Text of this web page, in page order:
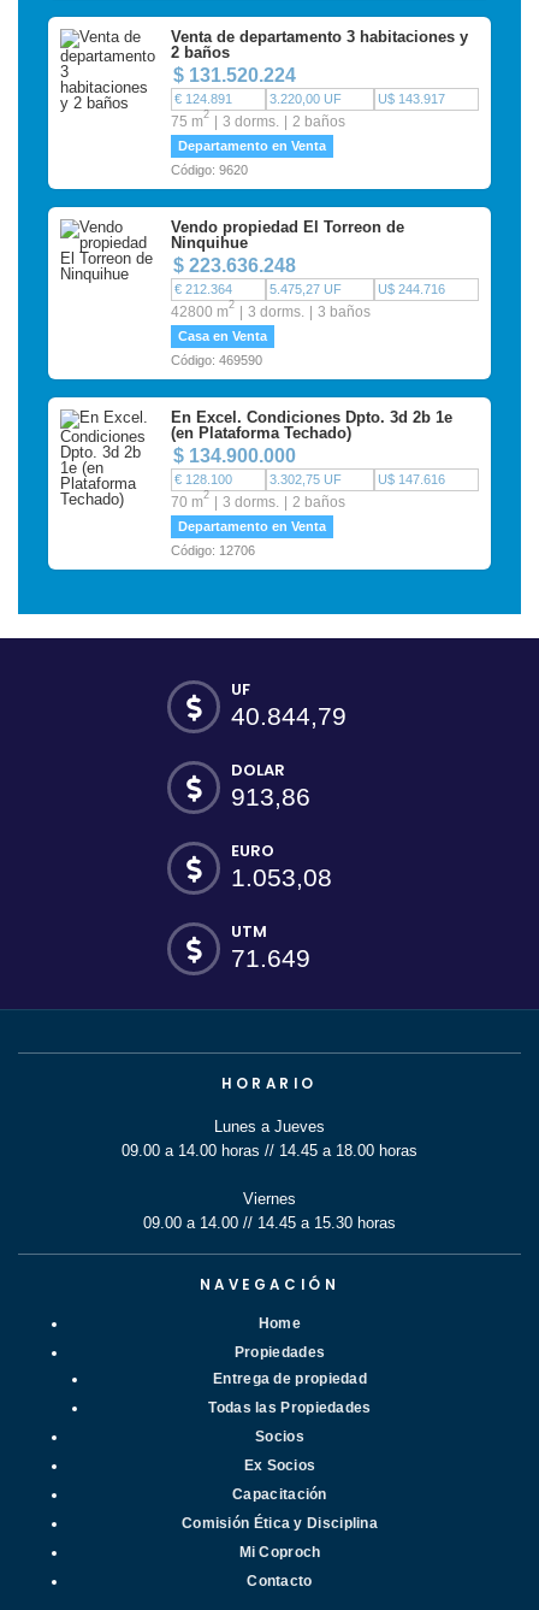
Venta de departamento 3 habitaciones y
2 baños
$ 131.520.224
€ 124.891 3.220,00 UF U$ 143.917
75 m2 3 dorms. 2 baños
Departamento en Venta
Código: 9620
Vendo propiedad El Torreon de
Ninquihue
$ 223.636.248
€ 212.364 5.475,27 UF U$ 244.716
42800 m2 3 dorms. 3 baños
Casa en Venta
Código: 469590
En Excel. Condiciones Dpto. 3d 2b 1e
(en Plataforma Techado)
$ 134.900.000
€ 128.100 3.302,75 UF U$ 147.616
70 m2 3 dorms. 2 baños
Departamento en Venta
Código: 12706
UF
40.844,79
DOLAR
913,86
EURO
1.053,08
UTM
71.649
HORARIO
Lunes a Jueves
09.00 a 14.00 horas // 14.45 a 18.00 horas
Viernes
09.00 a 14.00 // 14.45 a 15.30 horas
NAVEGACIÓN
Home
Propiedades
Entrega de propiedad
Todas las Propiedades
Socios
Ex Socios
Capacitación
Comisión Ética y Disciplina
Mi Coproch
Contacto